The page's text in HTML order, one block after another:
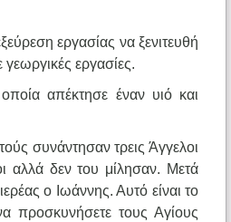
εργασίας να ξενιτευθή
εργασίες.
απέκτησε έναν υιό και
συνάντησαν τρεις Άγγελοι
αλλά δεν του μίλησαν. Μετά
ο Ιωάννης. Αυτό είναι το
προσκυνήσετε τους Αγίους